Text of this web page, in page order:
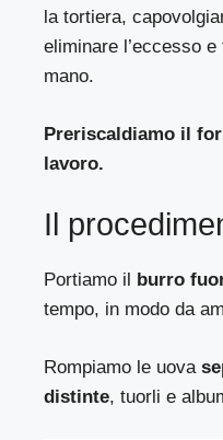
la tortiera,
eliminare l’eccesso
mano.
Preriscaldiamo il
lavoro.
Il
Portiamo il burro
tempo, in modo da
Rompiamo le uova
distinte, tuorli e